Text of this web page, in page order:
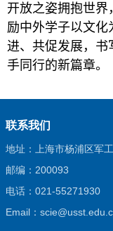
开放之姿拥抱世
励中外学子以文化
进、共促发展，书
手同行的新篇章。
联系我们
地址：上海市杨浦区军
邮编：200093
电话：021-55271930
Email：